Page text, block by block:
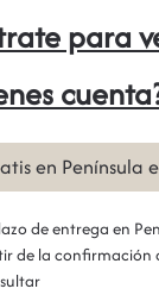
para
en Península
de entrega en
de la confirmación